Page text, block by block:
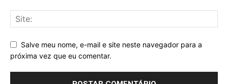
Salve meu nome, e-mail e site neste navegador para a
próxima vez que eu comentar.